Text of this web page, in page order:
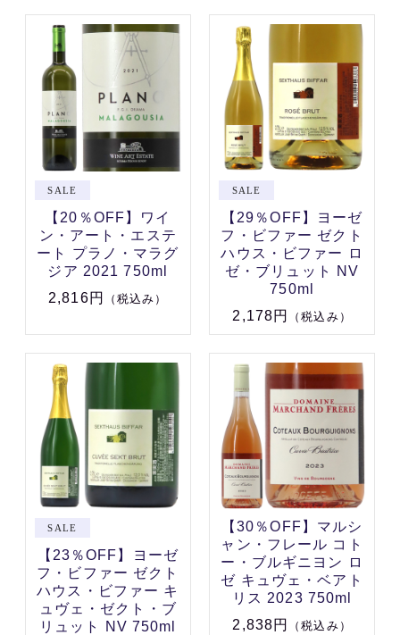
【20％OFF】ワイ
ン・アート・エステ
ート プラノ・マラグ
ジア 2021 750ml
2,816円
（税込み）
【29％OFF】ヨーゼ
フ・ビファー ゼクト
ハウス・ビファー ロ
ゼ・ブリュット NV
750ml
2,178円
（税込み）
【23％OFF】ヨーゼ
フ・ビファー ゼクト
ハウス・ビファー キ
ュヴェ・ゼクト・ブ
リュット NV 750ml
【30％OFF】マルシ
ャン・フレール コト
ー・ブルギニヨン ロ
ゼ キュヴェ・ベアト
リス 2023 750ml
2,838円
（税込み）